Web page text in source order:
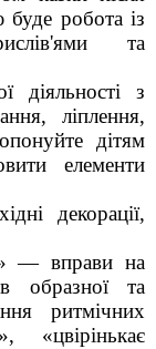
буде робота із
та
діяльності з
ліплення,
дітям
елементи
декорації,
— вправи на
образної та
ритмічних
«цвірінькає